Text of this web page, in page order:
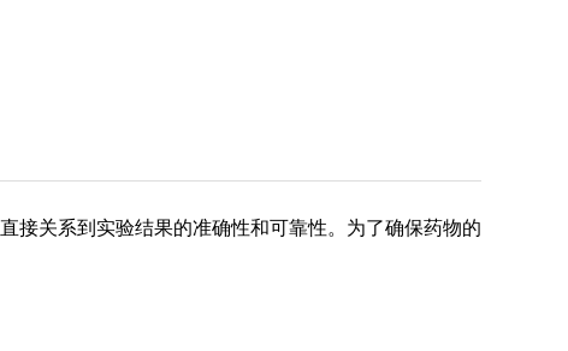
接关系到实验结果的准确性和可靠性。为了确保药物的